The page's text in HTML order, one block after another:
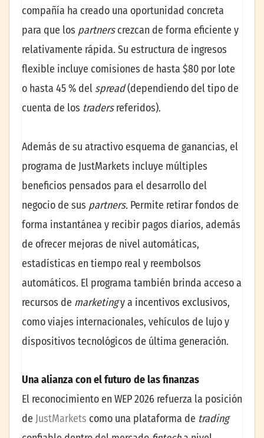
compañía ha creado una oportunidad concreta
para que los partnerscrezcan de forma eficiente y
relativamente rápida. Su estructura de ingresos
flexible incluye comisiones de hasta $80 por lote
o hasta 45 % del spread(dependiendo del tipo de
cuenta de los tradersreferidos).
Además de su atractivo esquema de ganancias, el
programa de JustMarkets incluye múltiples
beneficios pensados para el desarrollo del
negocio de sus partners. Permite retirar fondos de
forma instantánea y recibir pagos diarios, además
de ofrecer mejoras de nivel automáticas,
estadísticas en tiempo real y reembolsos
automáticos. El programa también brinda acceso a
recursos de marketingy a incentivos exclusivos,
como viajes internacionales, vehículos de lujo y
dispositivos tecnológicos de última generación.
Una alianza con el futuro de las finanzas
El reconocimiento en WEP 2026 refuerza la posición
de JustMarkets como una plataforma de trading